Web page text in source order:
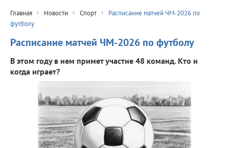
Главная Новости Спорт
Расписание матчей ЧМ-2026 по
футболу
Расписание матчей ЧМ-2026 по футболу
В этом году в нем примет участие 48 команд. Кто и
когда играет?